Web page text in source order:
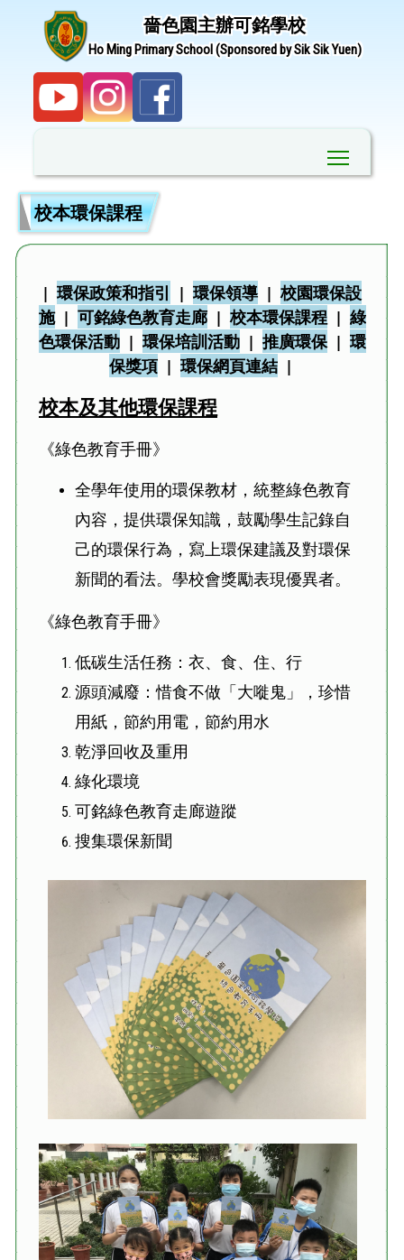
嗇色園主辦可銘學校
Ho Ming Primary School (Sponsored by Sik Sik Yuen)
校本環保課程
| 環保政策和指引 | 環保領導 |校園環保設
施| 可銘綠色教育走廊 |校本環保課程 | 綠
色環保活動 | 環保培訓活動 | 推廣環保| 環
保獎項 | 環保網頁連結 |
校本及其他環保課程
《綠色教育手冊》
全學年使用的環保教材，統整綠色教育
內容，提供環保知識，鼓勵學生記錄自
己的環保行為，寫上環保建議及對環保
新聞的看法。學校會獎勵表現優異者。
《綠色教育手冊》
低碳生活任務：衣、食、住、行
源頭減廢：惜食不做「大嘥鬼」，珍惜
用紙，節約用電，節約用水
乾淨回收及重用
綠化環境
可銘綠色教育走廊遊蹤
搜集環保新聞